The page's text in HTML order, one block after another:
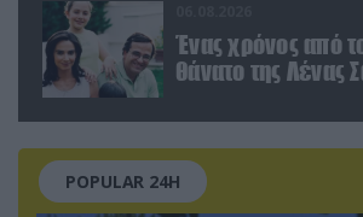
Ένας χρόνος από
θάνατο της Λένας
POPULAR 24H